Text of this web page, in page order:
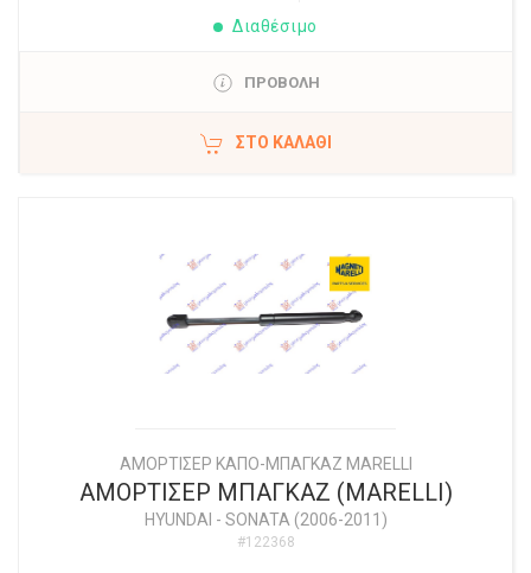
Διαθέσιμο
ΠΡΟΒΟΛΗ
ΣΤΟ ΚΑΛΆΘΙ
ΑΜΟΡΤΙΣΕΡ ΚΑΠΟ-ΜΠΑΓΚΑΖ MARELLI
ΑΜΟΡΤΙΣΕΡ ΜΠΑΓΚΑΖ (MARELLI)
HYUNDAI - SONATA (2006-2011)
#122368